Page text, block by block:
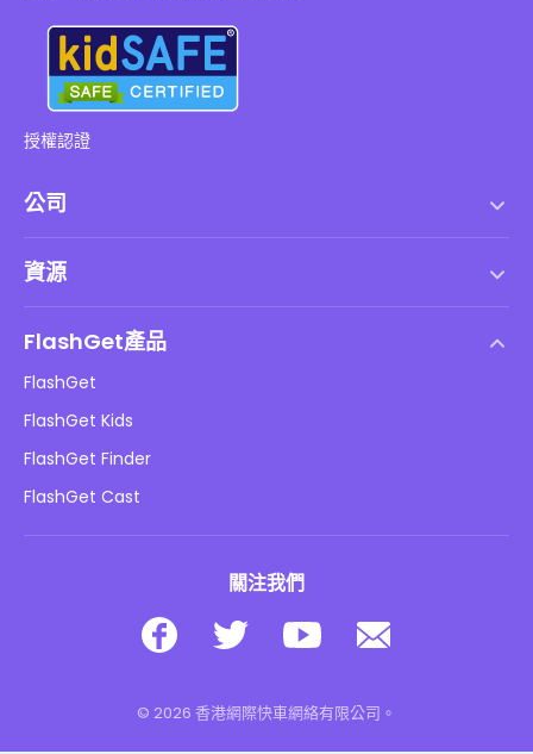
授權認證
公司
DMCA 政策
隱私政策
廣告政策
不要出售我的資訊
資源
部落格
兒童在線安全
下載
FlashGet產品
FlashGet
FlashGet Kids
FlashGet Finder
FlashGet Cast
關注我們
© 2026 香港網際快車網絡有限公司。